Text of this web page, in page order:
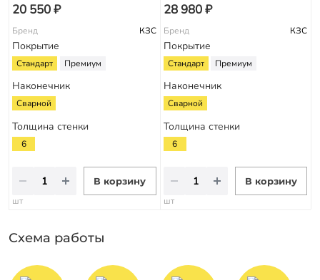
20 550 ₽
Бренд КЗС
Покрытие
Стандарт Премиум
Наконечник
Сварной
Толщина стенки
6
В корзину
шт
28 980 ₽
Бренд КЗС
Покрытие
Стандарт Премиум
Наконечник
Сварной
Толщина стенки
6
В корзину
шт
Схема работы